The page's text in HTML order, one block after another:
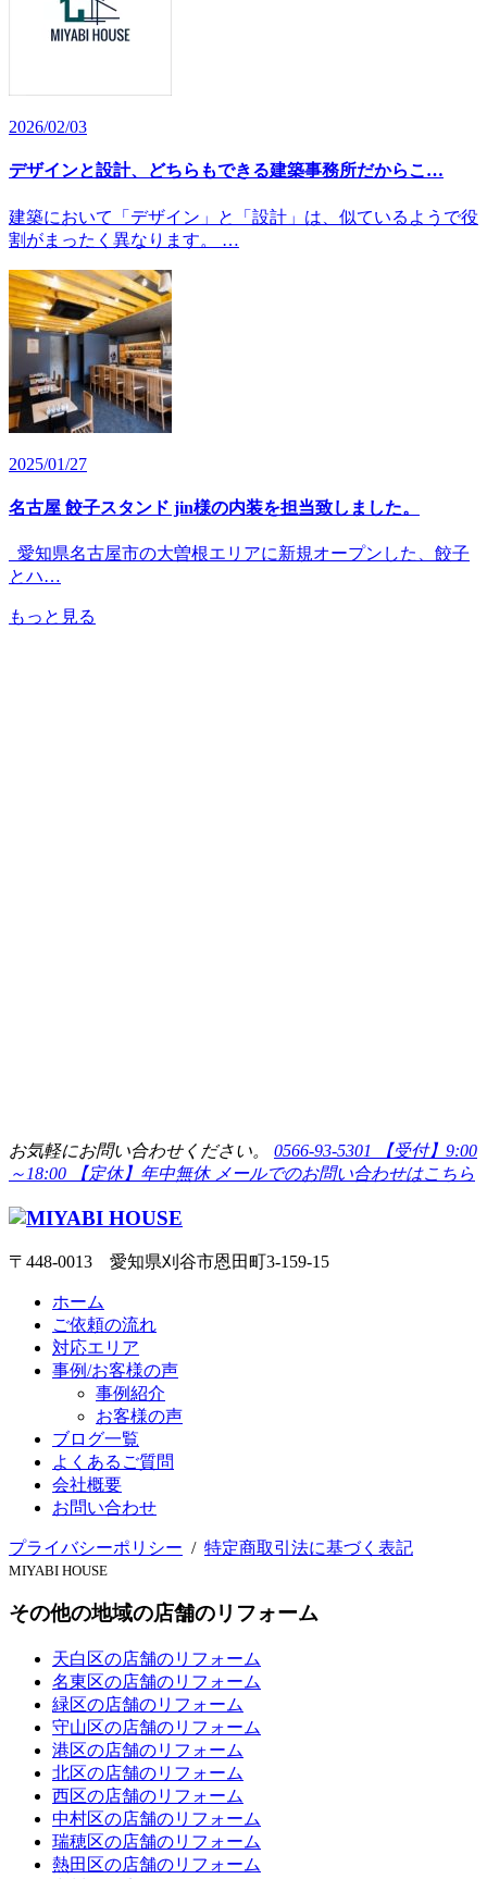
2026/02/03
デザインと設計、どちらもできる建築事務所だからこ…
建築において「デザイン」と「設計」は、似ているようで役
割がまったく異なります。 …
2025/01/27
名古屋 餃子スタンド jin様の内装を担当致しました。
愛知県名古屋市の大曽根エリアに新規オープンした、餃子
とハ…
もっと見る
お気軽にお問い合わせください。 0566-93-5301
【受付】9:00
～18:00 【定休】年中無休 メールでのお問い合わせはこちら
〒448-0013 愛知県刈谷市恩田町3-159-15
ホーム
ご依頼の流れ
対応エリア
事例/お客様の声
事例紹介
お客様の声
ブログ一覧
よくあるご質問
会社概要
お問い合わせ
プライバシーポリシー / 特定商取引法に基づく表記
MIYABI HOUSE
その他の地域の店舗のリフォーム
天白区の店舗のリフォーム
名東区の店舗のリフォーム
緑区の店舗のリフォーム
守山区の店舗のリフォーム
港区の店舗のリフォーム
北区の店舗のリフォーム
西区の店舗のリフォーム
中村区の店舗のリフォーム
瑞穂区の店舗のリフォーム
熱田区の店舗のリフォーム